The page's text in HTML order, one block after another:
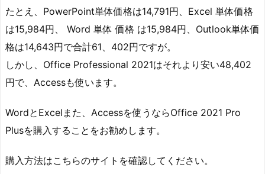
たとえ、PowerPoint単体価格は14,791円、Excel 単体価格
は15,984円、 Word 単体 価格 は15,984円、Outlook単体価
格は14,643円で合計61、402円ですが。
しかし、Office Professional 2021はそれより安い48,402
円で、Accessも使います。
WordとExcelまた、Accessを使うならOffice 2021 Pro
Plusを購入することをお勧めします。
購入方法はこちらのサイトを確認してください。